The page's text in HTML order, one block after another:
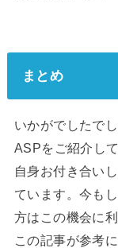
まとめ
いかがでしたで
ASPをご紹介し
自身お付き合い
ています。今も
方はこの機会に
この記事が参考